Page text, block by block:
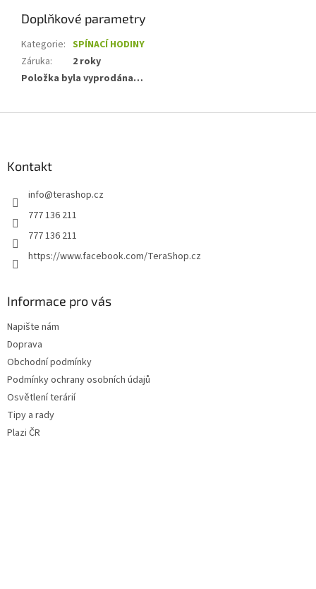
Doplňkové parametry
Kategorie: SPÍNACÍ HODINY
Záruka:
2 roky
Položka byla vyprodána…
Kontakt
info@terashop.cz
777 136 211
777 136 211
https://www.facebook.com/TeraShop.cz
Informace pro vás
Napište nám
Doprava
Obchodní podmínky
Podmínky ochrany osobních údajů
Osvětlení terárií
Tipy a rady
Plazi ČR